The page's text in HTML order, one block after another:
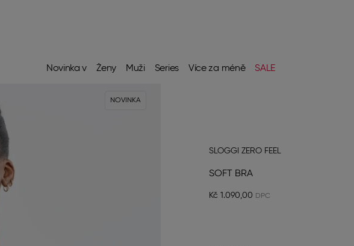
Novinka v Ženy Muži Series Více za méně SALE
NOVINKA
SLOGGI ZERO FEEL
SOFT BRA
Kč 1.090,00